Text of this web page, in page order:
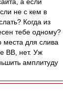
не с кем в
Когда из
тебе одному?
места для слива
ВВ, нет. Уж
амплитуду